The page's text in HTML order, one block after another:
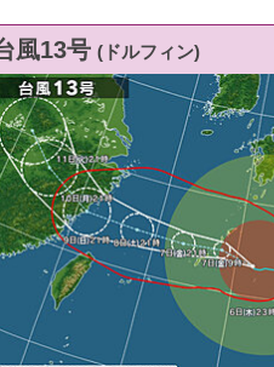
風13号 (ドルフィン)